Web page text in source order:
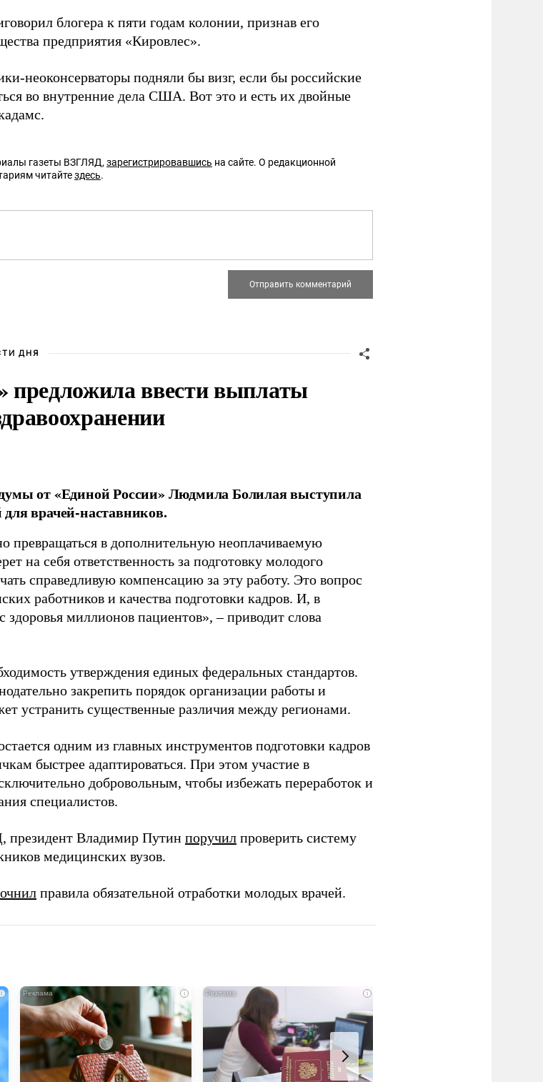
блогера к пяти годам колонии, признав его
предприятия «Кировлес».
неоконсерваторы подняли бы визг, если бы российские
во внутренние дела США. Вот это и есть их двойные
газеты ВЗГЛЯД, зарегистрировавшись на сайте. О редакционной
читайтездесь.
ДНЯ
предложила ввести выплаты
от «Единой России» Людмила Болилая выступила
врачей-наставников.
превращаться в дополнительную неоплачиваемую
на себя ответственность за подготовку молодого
справедливую компенсацию за эту работу. Это вопрос
работников и качества подготовки кадров. И, в
здоровья миллионов пациентов», – приводит слова
утверждения единых федеральных стандартов.
закрепить порядок организации работы и
устранить существенные различия между регионами.
одним из главных инструментов подготовки кадров
быстрее адаптироваться. При этом участие в
добровольным, чтобы избежать переработок и
специалистов.
президент Владимир Путин поручил проверить систему
медицинских вузов.
правила обязательной отработки молодых врачей.
i i i